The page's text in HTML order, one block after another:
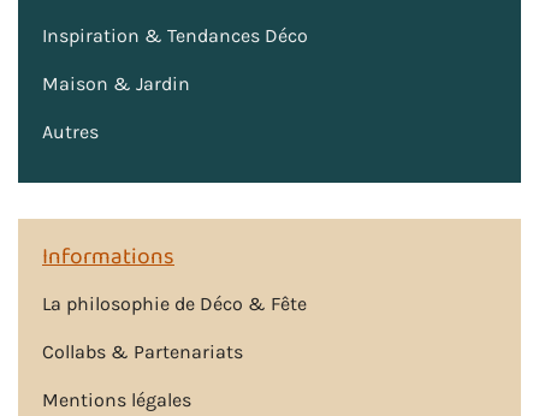
Inspiration & Tendances Déco
Maison & Jardin
Autres
Informations
La philosophie de Déco & Fête
Collabs & Partenariats
Mentions légales